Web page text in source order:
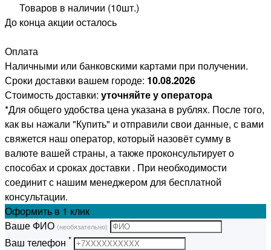
Товаров в наличии (10шт.)
До конца акции осталось
Оплата
Наличными или банковскими картами при получении.
Сроки доставки вашем городе: 10.08.2026
Стоимость доставки: уточняйте у оператора
*Для общего удобства цена указана в рублях. После того,
как вы нажали "Купить" и отправили свои данные, с вами
свяжется наш оператор, который назовёт сумму в
валюте вашей страны, а также проконсультирует о
способах и сроках доставки . При необходимости
соединит с нашим менеджером для бесплатной
консультации.
Оформить в 1 клик
Ваше ФИО (необязательно)
Ваш телефон *